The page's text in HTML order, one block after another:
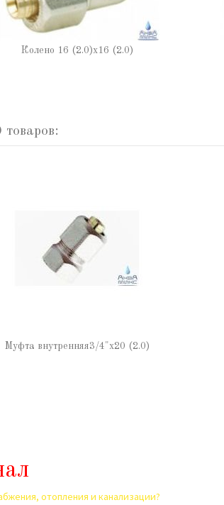
Колено 16 (2.0)х16 (2.0)
Муфта внутренняя3/4"х20 (2.0)
отопления и канализации?